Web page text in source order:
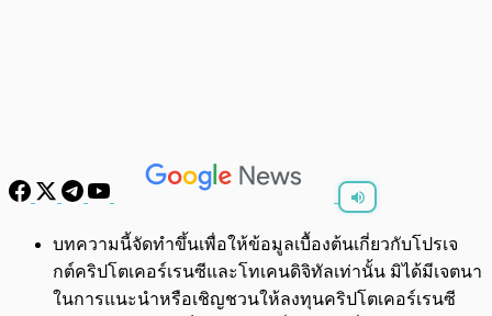
พร้อมเล่น 0:00/0:00
บทความนี้จัดทำขึ้นเพื่อให้ข้อมูลเบื้องต้นเกี่ยวกับโปรเจ
กต์คริปโตเคอร์เรนซีและโทเคนดิจิทัลเท่านั้น มิได้มีเจตนา
ในการแนะนำหรือเชิญชวนให้ลงทุนคริปโตเคอร์เรนซี